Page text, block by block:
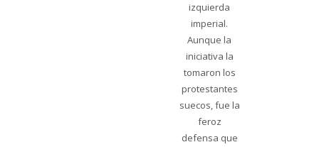
izquierda
imperial.
Aunque la
iniciativa la
tomaron los
protestantes
suecos, fue la
feroz
defensa que